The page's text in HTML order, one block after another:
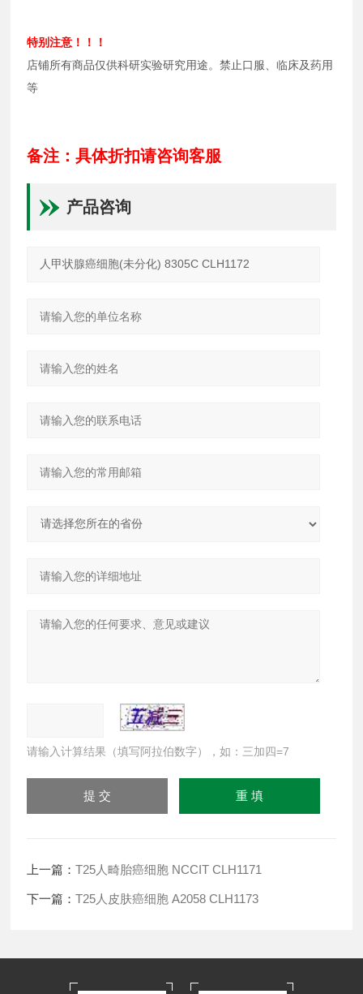
特别注意！！！
店铺所有商品仅供科研实验研究用途。禁止口服、临床及药用
等
备注：具体折扣请咨询客服
产品咨询
请输入计算结果（填写阿拉伯数字），如：三加四=7
上一篇：T25人畸胎癌细胞 NCCIT CLH1171
下一篇：T25人皮肤癌细胞 A2058 CLH1173